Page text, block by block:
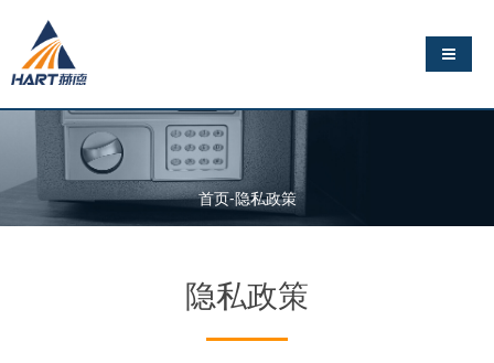
导航切
首页-隐私政策
隐私政策